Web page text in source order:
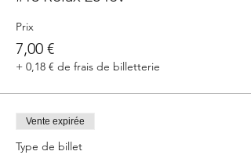
Prix
7,00 €
+ 0,18 € de frais de billetterie
Vente expirée
Type de billet